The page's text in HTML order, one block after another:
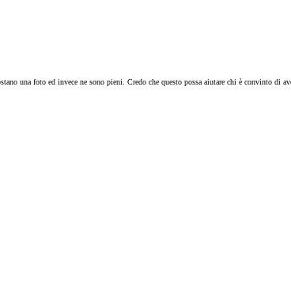
una foto ed invece ne sono pieni. Credo che questo possa aiutare chi è convinto di